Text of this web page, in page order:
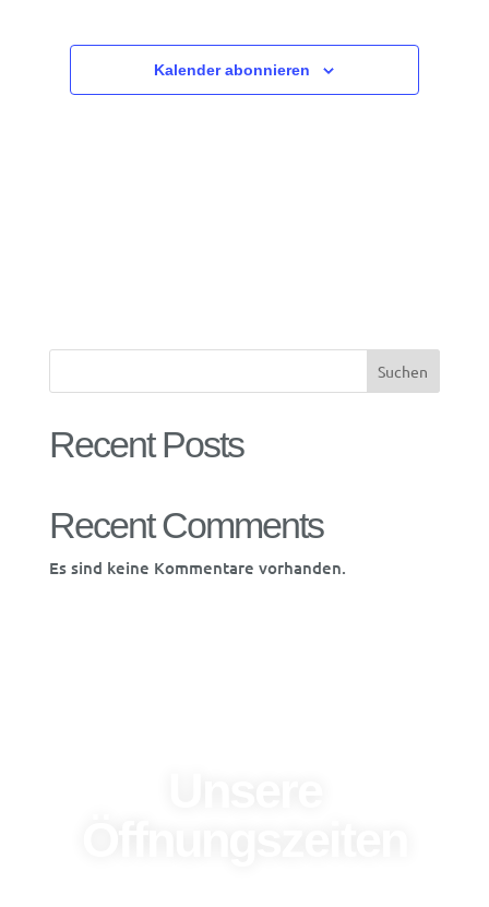
Kalender abonnieren
Suchen
Recent Posts
Recent Comments
Es sind keine Kommentare vorhanden.